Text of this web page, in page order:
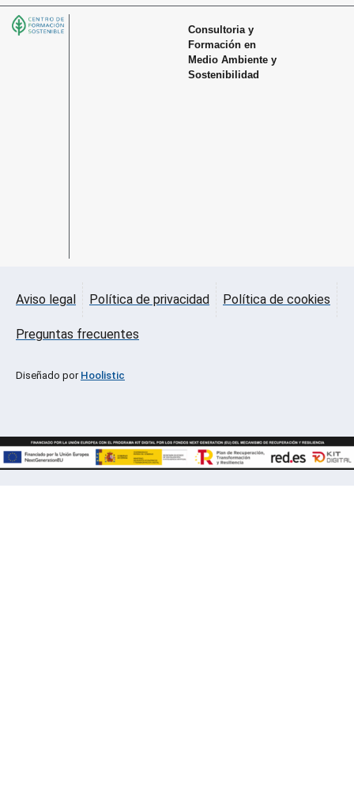
Consultoria y
Formación en
Medio Ambiente y
Sostenibilidad
Aviso legal Política de privacidad Política de cookies
Preguntas frecuentes
Diseñado por Hoolistic